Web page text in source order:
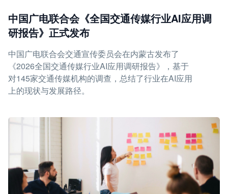
中国广电联合会《全国交通传媒行业AI应用调
研报告》正式发布
中国广电联合会交通宣传委员会在内蒙古发布了
《2026全国交通传媒行业AI应用调研报告》，基于
对145家交通传媒机构的调查，总结了行业在AI应用
上的现状与发展路径。